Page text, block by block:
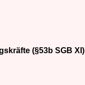
(§53b SGB XI)